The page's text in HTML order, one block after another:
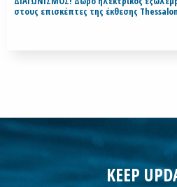
στους επισκέπτες της έκθεσης
KEEP